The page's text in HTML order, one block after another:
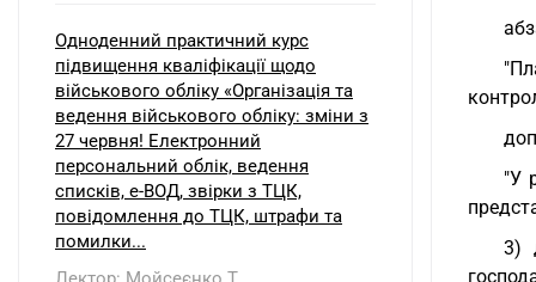
"У
3)
Одноденний практичний курс
підвищення кваліфікації щодо
військового обліку «Організація та
ведення військового обліку: зміни з
27 червня! Електронний
персональний облік, ведення
списків, е-ВОД, звірки з ТЦК,
повідомлення до ТЦК, штрафи та
помилки...